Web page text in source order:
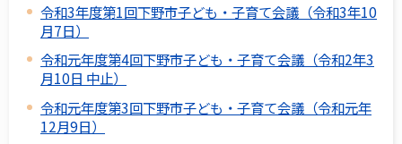
令和3年度第1回下野市子ども・子育て会議（令和3年10
月7日）
令和元年度第4回下野市子ども・子育て会議（令和2年3
月10日 中止）
令和元年度第3回下野市子ども・子育て会議（令和元年
12月9日）